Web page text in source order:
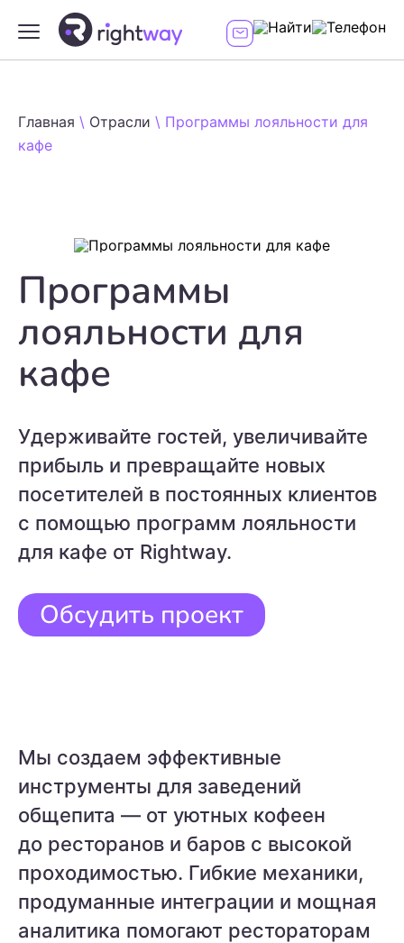
Главная \ Отрасли \ Программы лояльности для
кафе
Программы
лояльности для
кафе
Удерживайте гостей, увеличивайте
прибыль и превращайте новых
посетителей в постоянных клиентов
с помощью программ лояльности
для кафе от Rightway.
Обсудить проект
Мы создаем эффективные
инструменты для заведений
общепита — от уютных кофеен
до ресторанов и баров с высокой
проходимостью. Гибкие механики,
продуманные интеграции и мощная
аналитика помогают рестораторам